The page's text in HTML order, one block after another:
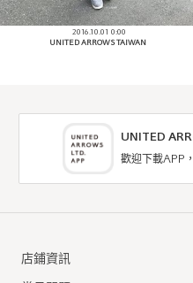
2016.10.01 0:00
UNITED ARROWS TAIWAN
UNITED
歡迎下載APP
店鋪資訊